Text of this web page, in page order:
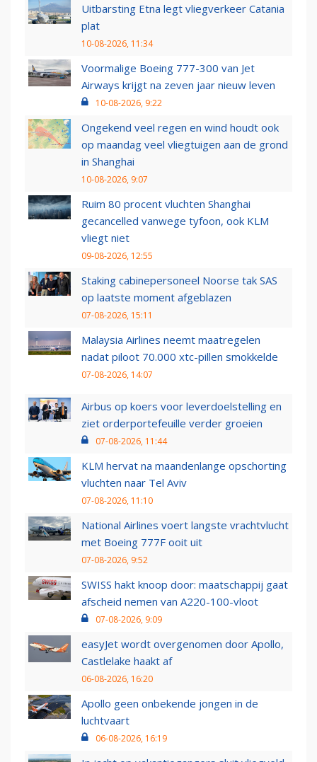
Uitbarsting Etna legt vliegverkeer Catania
plat
10-08-2026, 11:34
Voormalige Boeing 777-300 van Jet
Airways krijgt na zeven jaar nieuw leven
10-08-2026, 9:22
Ongekend veel regen en wind houdt ook
op maandag veel vliegtuigen aan de grond
in Shanghai
10-08-2026, 9:07
Ruim 80 procent vluchten Shanghai
gecancelled vanwege tyfoon, ook KLM
vliegt niet
09-08-2026, 12:55
Staking cabinepersoneel Noorse tak SAS
op laatste moment afgeblazen
07-08-2026, 15:11
Malaysia Airlines neemt maatregelen
nadat piloot 70.000 xtc-pillen smokkelde
07-08-2026, 14:07
Airbus op koers voor leverdoelstelling en
ziet orderportefeuille verder groeien
07-08-2026, 11:44
KLM hervat na maandenlange opschorting
vluchten naar Tel Aviv
07-08-2026, 11:10
National Airlines voert langste vrachtvlucht
met Boeing 777F ooit uit
07-08-2026, 9:52
SWISS hakt knoop door: maatschappij gaat
afscheid nemen van A220-100-vloot
07-08-2026, 9:09
easyJet wordt overgenomen door Apollo,
Castlelake haakt af
06-08-2026, 16:20
Apollo geen onbekende jongen in de
luchtvaart
06-08-2026, 16:19